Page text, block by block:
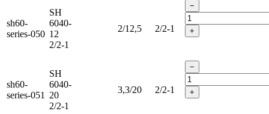
sh60-
series-050
SH
6040-
12
2/2-1
2/12,5 2/2-1
−
+
sh60-
series-051
SH
6040-
20
2/2-1
3,3/20 2/2-1
−
+